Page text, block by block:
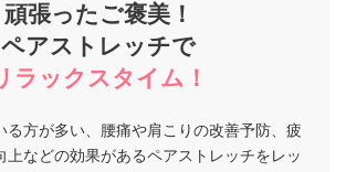
頑張ったご褒美！
ペアストレッチで
ラックスタイム！
る方が多い、腰痛や肩こりの改善予防、疲
上などの効果があるペアストレッチをレッ